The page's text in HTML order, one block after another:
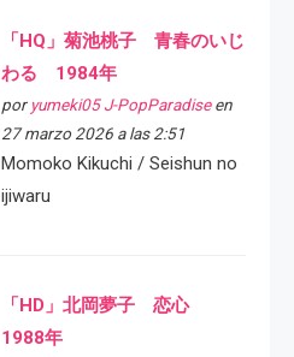
「HQ」菊池桃子 青春のいじ
わる 1984年
por yumeki05 J-PopParadiseen
27 marzo 2026 a las 2:51
Momoko Kikuchi / Seishun no
ijiwaru
「HD」北岡夢子 恋心
1988年